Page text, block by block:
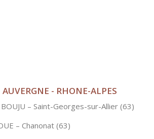
AUVERGNE - RHONE-ALPES
BOUJU – Saint-Georges-sur-Allier (63)
– Chanonat (63)